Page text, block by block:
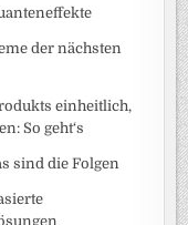
der nächsten
einheitlich,
So geht‘s
sind die Folgen